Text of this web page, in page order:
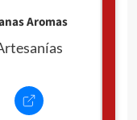
Aromas